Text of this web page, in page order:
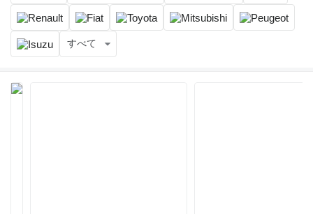
すべて